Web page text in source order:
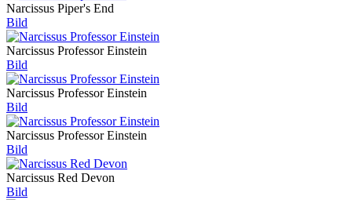
Narcissus Piper's End
Bild
Narcissus Professor Einstein
Bild
Narcissus Professor Einstein
Bild
Narcissus Professor Einstein
Bild
Narcissus Red Devon
Bild